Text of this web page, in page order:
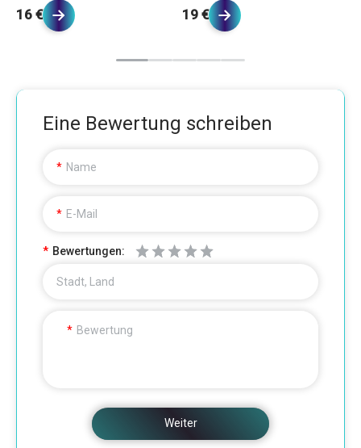
16 € 19 €
Eine Bewertung schreiben
Name
E-Mail
Bewertungen:
Stadt, Land
Bewertung
Weiter